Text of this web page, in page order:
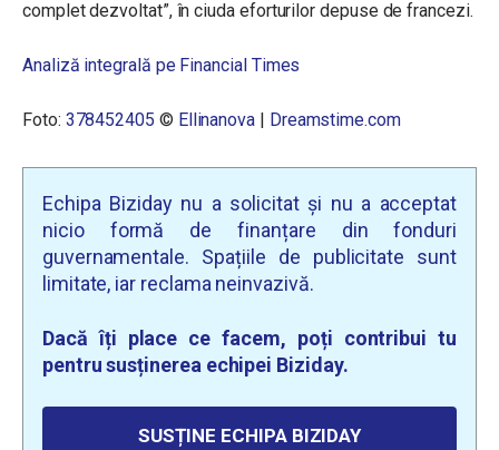
complet dezvoltat”, în ciuda eforturilor depuse de francezi.
Analiză integrală pe Financial Times
Foto: 378452405 © Ellinanova | Dreamstime.com
Echipa Biziday nu a solicitat și nu a acceptat
nicio formă de finanțare din fonduri
guvernamentale. Spațiile de publicitate sunt
limitate, iar reclama neinvazivă.
Dacă îți place ce facem, poți contribui tu
pentru susținerea echipei Biziday.
SUSȚINE ECHIPA BIZIDAY